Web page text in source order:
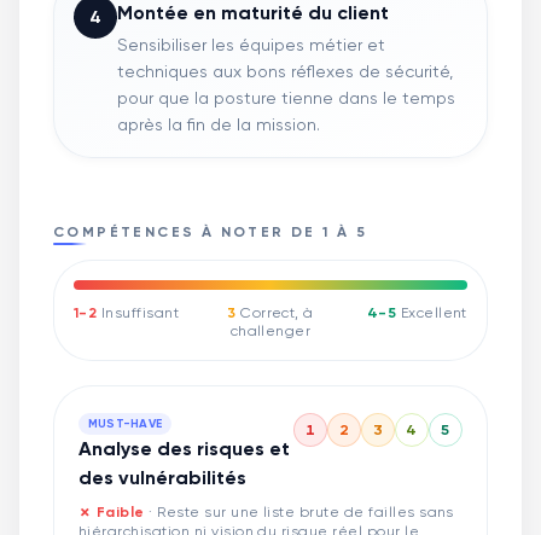
4 Montée en maturité du client
Sensibiliser les équipes métier et
techniques aux bons réflexes de sécurité,
pour que la posture tienne dans le temps
après la fin de la mission.
COMPÉTENCES À NOTER DE 1 À 5
1-2 Insuffisant 3 Correct, à
challenger
4-5 Excellent
MUST-HAVE
Analyse des risques et
des vulnérabilités
1 2 3 4 5
✗ Faible · Reste sur une liste brute de failles sans
hiérarchisation ni vision du risque réel pour le